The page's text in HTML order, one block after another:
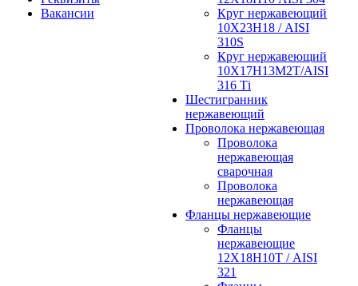
Вакансии
Круг нержавеющий
10Х23Н18 / AISI
310S
Круг нержавеющий
10Х17Н13М2Т/AISI
316 Тi
Шестигранник
нержавеющий
Проволока нержавеющая
Проволока
нержавеющая
сварочная
Проволока
нержавеющая
Фланцы нержавеющие
Фланцы
нержавеющие
12Х18Н10Т / AISI
321